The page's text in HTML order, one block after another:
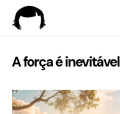
A força é inevitável